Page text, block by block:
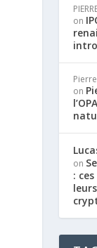
on
Pierre
on
on
: